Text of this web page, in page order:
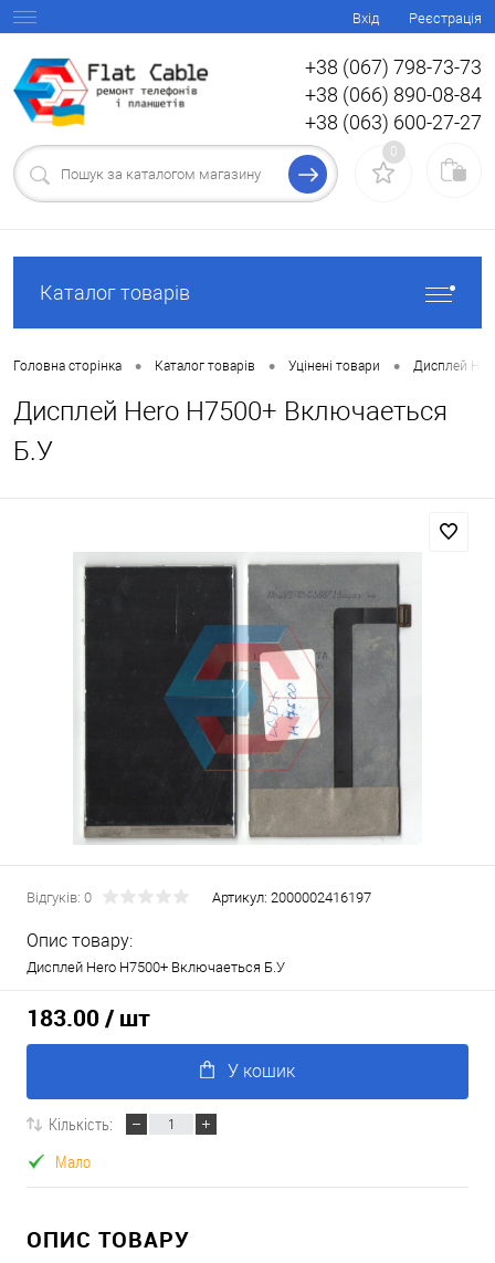
Вхід Реєстрація
+38 (067) 798-73-73
+38 (066) 890-08-84
+38 (063) 600-27-27
0
Каталог товарів
Головна сторінка • Каталог товарів • Уцінені товари • Дисплей
Дисплей Hero H7500+ Включаеться
Б.У
Відгуків: 0 Артикул: 2000002416197
Опис товару:
Дисплей Hero H7500+ Включаеться Б.У
183.00 / шт
У кошик
Кількість:
Мало
ОПИС ТОВАРУ